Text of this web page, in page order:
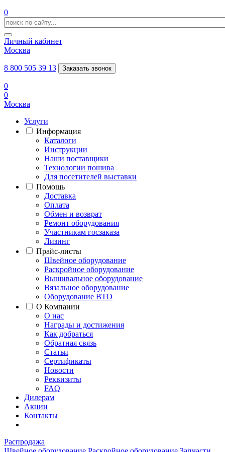
0
Личный кабинет
Москва
8 800 505 39 13 Заказать звонок
0
0
Москва
Услуги
Информация
Каталоги
Инструкции
Наши поставщики
Технологии пошива
Для посетителей выставки
Помощь
Доставка
Оплата
Обмен и возврат
Ремонт оборудования
Участникам госзаказа
Лизинг
Прайс-листы
Швейное оборудование
Раскройное оборудование
Вышивальное оборудование
Вязальное оборудование
Оборудование ВТО
О Компании
О нас
Награды и достижения
Как добраться
Обратная связь
Статьи
Сертификаты
Новости
Реквизиты
FAQ
Дилерам
Акции
Контакты
Распродажа